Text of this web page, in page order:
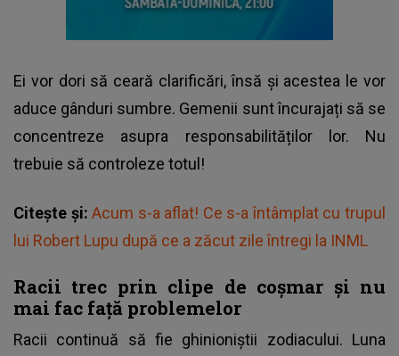
Ei vor dori să ceară clarificări, însă și acestea le vor
aduce gânduri sumbre. Gemenii sunt încurajați să se
concentreze asupra responsabilităților lor. Nu
trebuie să controleze totul!
Citește și:Acum s-a aflat! Ce s-a întâmplat cu trupul
lui Robert Lupu după ce a zăcut zile întregi la INML
Racii trec prin clipe de coșmar și nu
mai fac față problemelor
Racii continuă să fie ghinioniștii zodiacului. Luna